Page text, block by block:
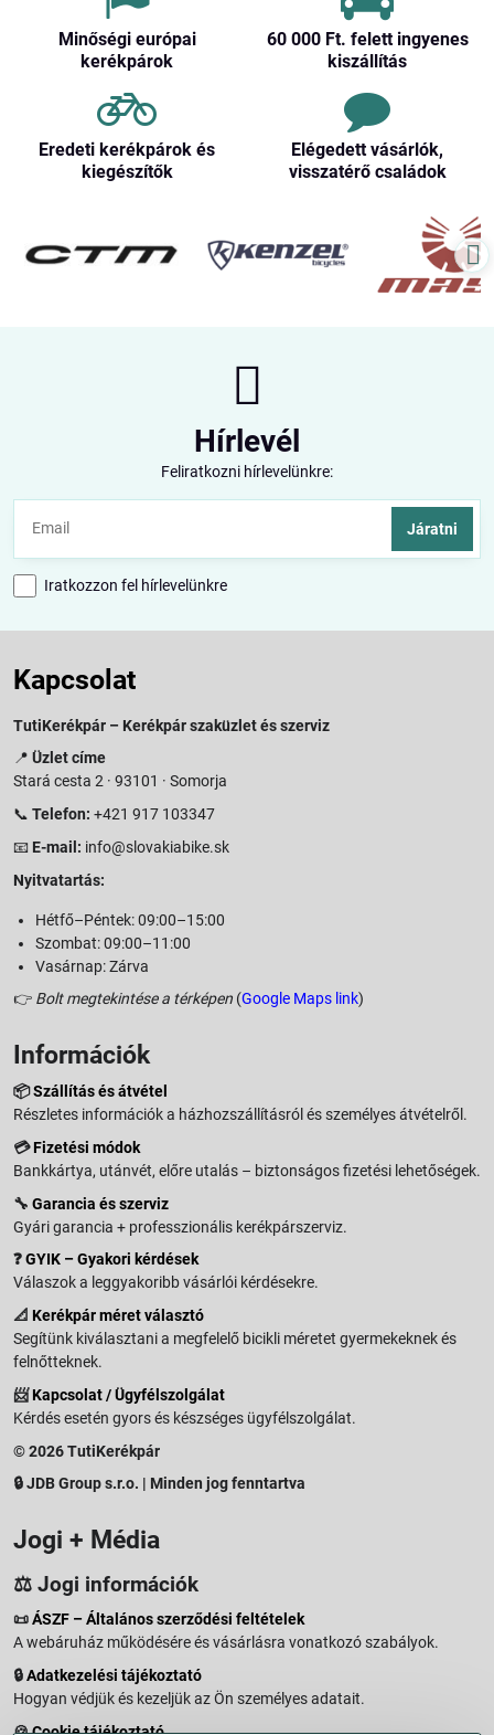
Minőségi európai
kerékpárok
60 000 Ft​. felett ingyenes
kiszállítás
Eredeti kerékpárok és
kiegészítők
Elégedett vásárlók,
visszatérő családok
Hírlevél
Feliratkozni hírlevelünkre:
Járatni
Iratkozzon fel hírlevelünkre
Kapcsolat
TutiKerékpár – Kerékpár szaküzlet és szerviz
📍 Üzlet címe
Stará cesta 2 · 93101 · Somorja
📞 Telefon: +421 917 103347
📧 E-mail: info@slovakiabike.sk
Nyitvatartás:
Hétfő–Péntek: 09:00–15:00
Szombat: 09:00–11:00
Vasárnap: Zárva
👉 Bolt megtekintése a térképen (Google Maps link)
Információk
📦Szállítás és átvétel
Részletes információk a házhozszállításról és személyes átvételről.
💳Fizetési módok
Bankkártya, utánvét, előre utalás – biztonságos fizetési lehetőségek.
🔧 Garancia és szerviz
Gyári garancia + professzionális kerékpárszerviz.
❓GYIK – Gyakori kérdések
Válaszok a leggyakoribb vásárlói kérdésekre.
📐 Kerékpár méret választó
Segítünk kiválasztani a megfelelő bicikli méretet gyermekeknek és
felnőtteknek.
📨Kapcsolat / Ügyfélszolgálat
Kérdés esetén gyors és készséges ügyfélszolgálat.
© 2026 TutiKerékpár
🔒 JDB Group s.r.o. | Minden jog fenntartva
Jogi + Média
⚖️ Jogi információk
📜ÁSZF – Általános szerződési feltételek
A webáruház működésére és vásárlásra vonatkozó szabályok.
🔒Adatkezelési tájékoztató
Hogyan védjük és kezeljük az Ön személyes adatait.
🍪Cookie tájékoztató